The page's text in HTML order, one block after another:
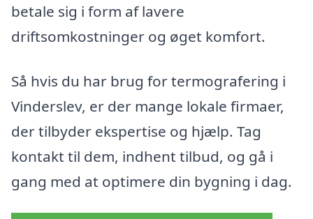
betale sig i form af lavere
driftsomkostninger og øget komfort.
Så hvis du har brug for termografering i
Vinderslev, er der mange lokale firmaer,
der tilbyder ekspertise og hjælp. Tag
kontakt til dem, indhent tilbud, og gå i
gang med at optimere din bygning i dag.